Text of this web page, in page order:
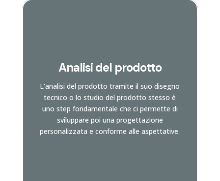
Analisi del prodotto
L’analisi del prodotto tramite il suo disegno
tecnico o lo studio del prodotto stesso è
uno step fondamentale che ci permette di
sviluppare poi una progettazione
personalizzata e conforme alle aspettative.